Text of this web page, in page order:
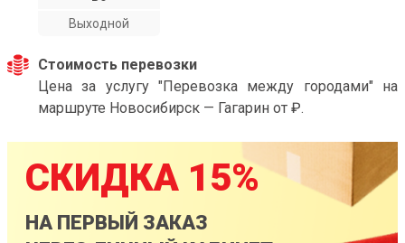
Выходной
Стоимость перевозки
Цена за услугу "Перевозка между городами" на
маршруте Новосибирск — Гагарин от ₽.
СКИДКА 15%
НА ПЕРВЫЙ ЗАКАЗ